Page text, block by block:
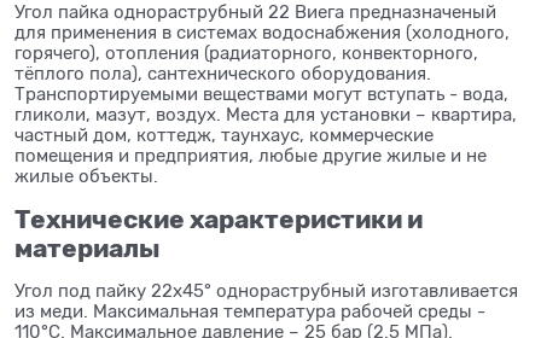
Угол пайка однораструбный 22 Виега предназначеный
для применения в системах водоснабжения (холодного,
горячего), отопления (радиаторного, конвекторного,
тёплого пола), сантехнического оборудования.
Транспортируемыми веществами могут вступать - вода,
гликоли, мазут, воздух. Места для установки – квартира,
частный дом, коттедж, таунхаус, коммерческие
помещения и предприятия, любые другие жилые и не
жилые объекты.
Технические характеристики и
материалы
Угол под пайку 22x45° однораструбный изготавливается
из меди. Максимальная температура рабочей среды -
110°C. Максимальное давление – 25 бар (2.5 МПа).